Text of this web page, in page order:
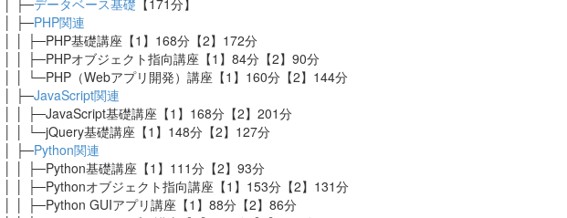
│ │ ├─データベース基礎 【171分】
│ │ ├─PHP関連
│ │ │ ├─PHP基礎講座【1】168分【2】172分
│ │ │ ├─PHPオブジェクト指向講座【1】84分【2】90分
│ │ │ └─PHP（Webアプリ開発）講座【1】160分【2】144分
│ │ ├─JavaScript関連
│ │ │ ├─JavaScript基礎講座【1】168分【2】201分
│ │ │ └─jQuery基礎講座【1】148分【2】127分
│ │ ├─Python関連
│ │ │ ├─Python基礎講座【1】111分【2】93分
│ │ │ ├─Pythonオブジェクト指向講座【1】153分【2】131分
│ │ │ ├─Python GUIアプリ講座【1】88分【2】86分